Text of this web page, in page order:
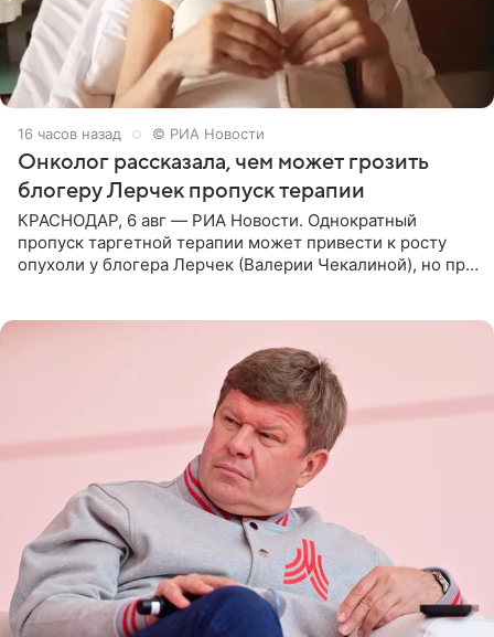
16 часов назад © РИА Новости
Онколог рассказала, чем может грозить
блогеру Лерчек пропуск терапии
КРАСНОДАР, 6 авг — РИА Новости. Однократный
пропуск таргетной терапии может привести к росту
опухоли у блогера Лерчек (Валерии Чекалиной), но при